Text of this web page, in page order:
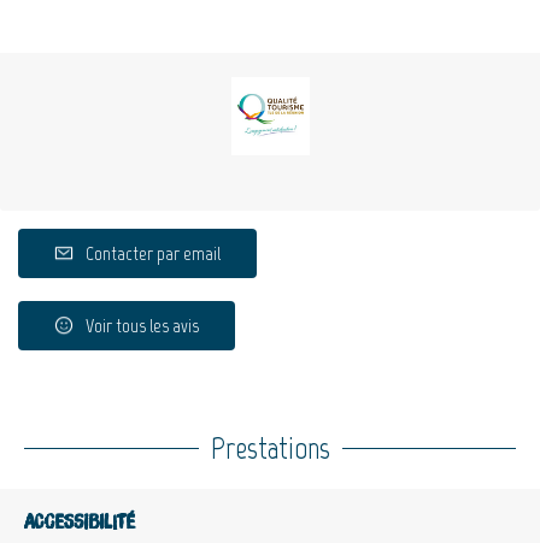
Contacter par email
Voir tous les avis
Prestations
Accessibilité